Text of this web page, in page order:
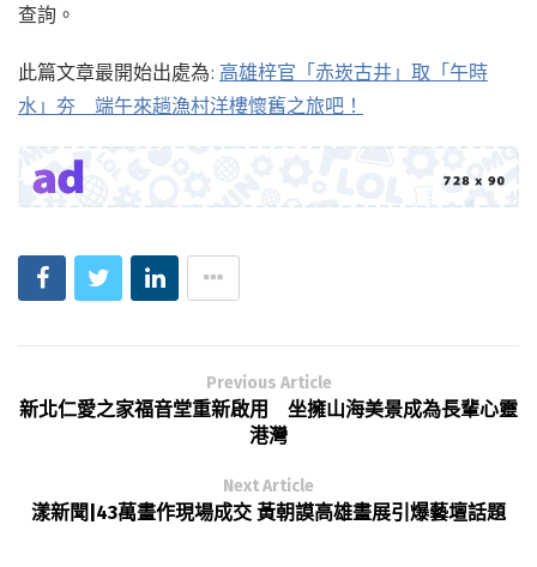
查詢。
此篇文章最開始出處為: 高雄梓官「赤崁古井」取「午時
水」夯 端午來趟漁村洋樓懷舊之旅吧！
Previous Article
新北仁愛之家福音堂重新啟用 坐擁山海美景成為長輩心靈
港灣
Next Article
漾新聞|43萬畫作現場成交 黃朝謨高雄畫展引爆藝壇話題